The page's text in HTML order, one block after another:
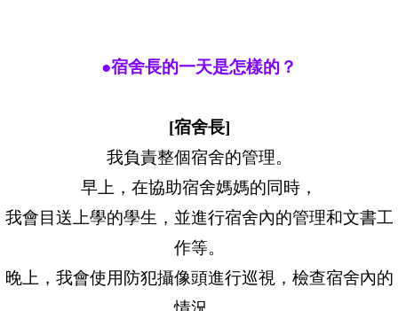
●宿舍長的一天是怎樣的？
[宿舍長]
我負責整個宿舍的管理。
早上，在協助宿舍媽媽的同時，
我會目送上學的學生，並進行宿舍內的管理和文書工
作等。
晚上，我會使用防犯攝像頭進行巡視，檢查宿舍內的